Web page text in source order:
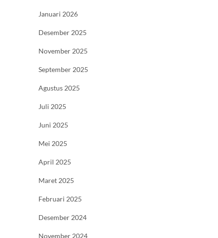
Januari 2026
Desember 2025
November 2025
September 2025
Agustus 2025
Juli 2025
Juni 2025
Mei 2025
April 2025
Maret 2025
Februari 2025
Desember 2024
November 2024